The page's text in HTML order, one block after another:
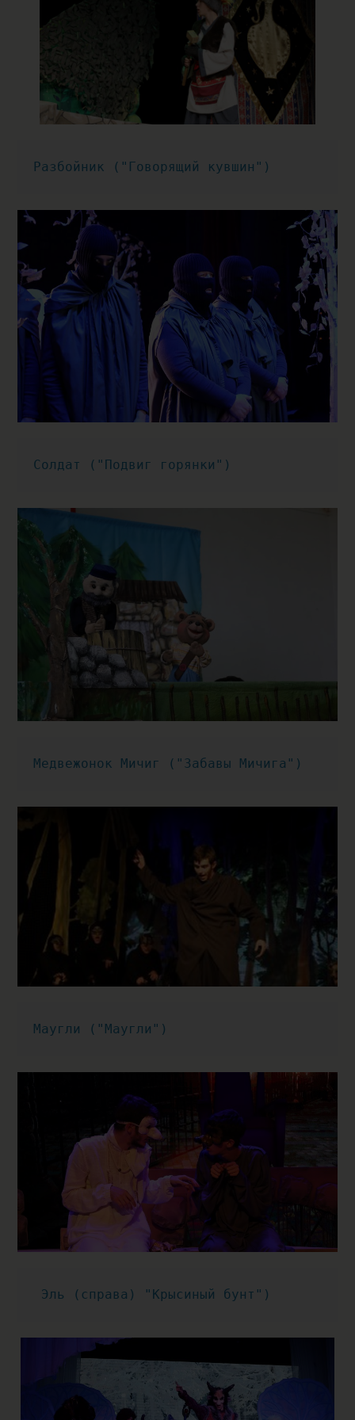
Разбойник ("Говорящий кувшин")
Солдат ("Подвиг горянки")
Медвежонок Мичиг ("Забавы Мичига")
Маугли ("Маугли")
Эль (справа) "Крысиный бунт")